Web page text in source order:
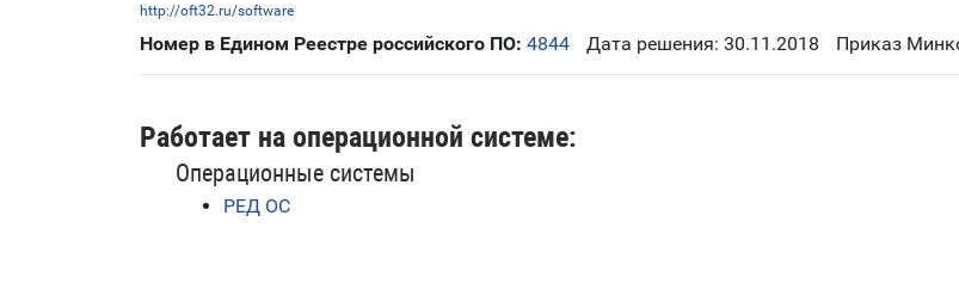
http://oft32.ru/software
Номер в Едином Реестре российского ПО: 4844 Дата решения: 30.11.2018 Приказ
Работает на операционной системе:
Операционные системы
РЕД ОС